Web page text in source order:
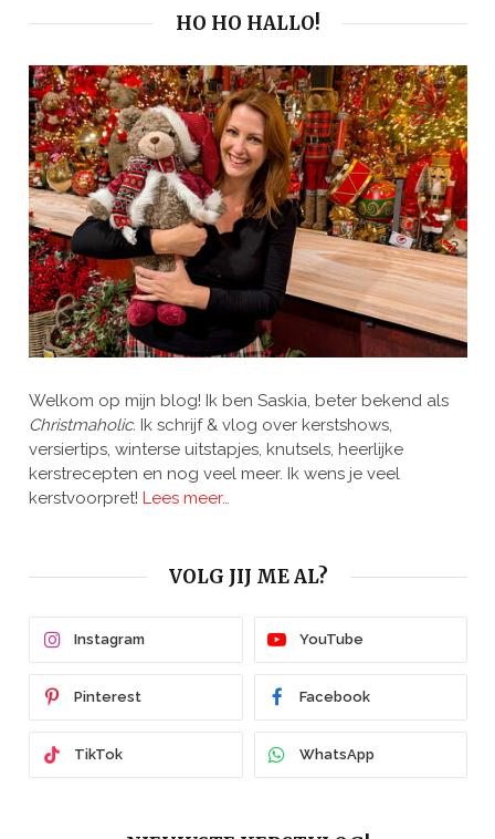
HO HO HALLO!
Welkom op mijn blog! Ik ben Saskia, beter bekend als
Christmaholic. Ik schrijf & vlog over kerstshows,
versiertips, winterse uitstapjes, knutsels, heerlijke
kerstrecepten en nog veel meer. Ik wens je veel
kerstvoorpret! Lees meer…
VOLG JIJ ME AL?
Instagram YouTube
Pinterest Facebook
TikTok WhatsApp